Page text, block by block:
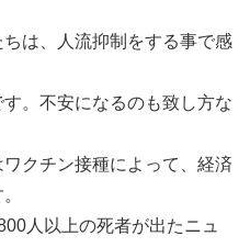
は、人流抑制をする事で感
。不安になるのも致し方な
クチン接種によって、経済
人以上の死者が出たニュ